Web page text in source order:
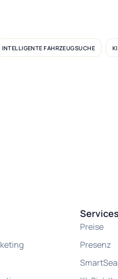
INTELLIGENTE FAHRZEUGSUCHE
Services
Preise
Presenz